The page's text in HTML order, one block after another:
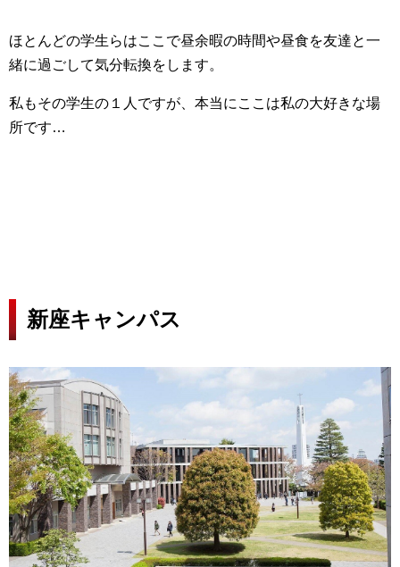
ほとんどの学生らはここで昼余暇の時間や昼食を友達と一
緒に過ごして気分転換をします。
私もその学生の１人ですが、本当にここは私の大好きな場
所です…
新座キャンパス